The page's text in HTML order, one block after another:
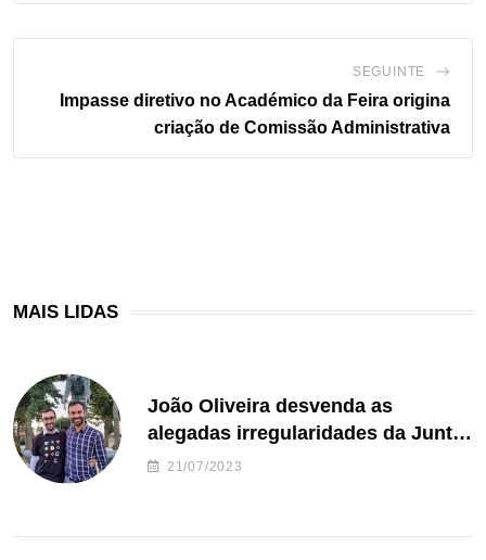
SEGUINTE
Impasse diretivo no Académico da Feira origina
criação de Comissão Administrativa
MAIS LIDAS
João Oliveira desvenda as
alegadas irregularidades da Junta
de Freguesia S. João de Ver
21/07/2023